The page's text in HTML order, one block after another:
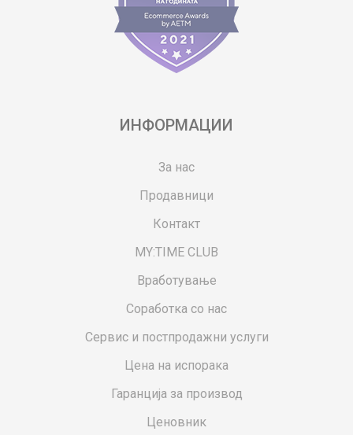
ИНФОРМАЦИИ
За нас
Продавници
Контакт
MY:TIME CLUB
Вработување
Соработка со нас
Сервис и постпродажни услуги
Цена на испорака
Гаранција за производ
Ценовник